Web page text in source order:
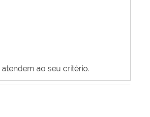
atendem ao seu critério.